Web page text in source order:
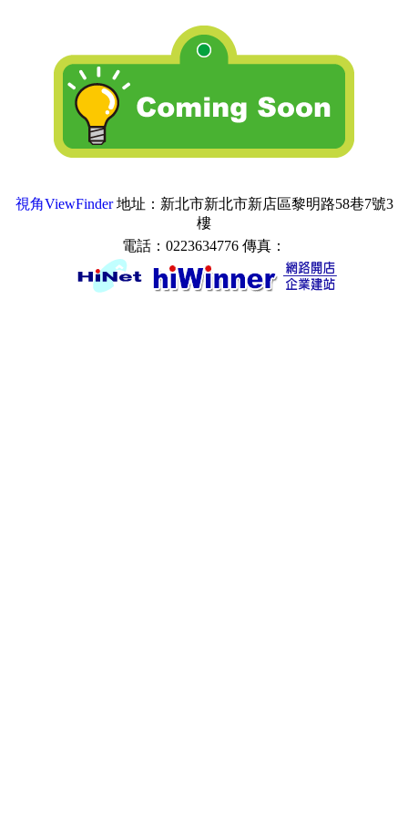
視角ViewFinder地址：新北市新北市新店區黎明路58巷7號3
樓
電話：0223634776 傳真：